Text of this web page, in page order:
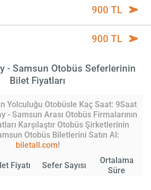
900 TL
900 TL
- Samsun Otobüs Seferlerinin
Bilet Fiyatları
Yolculuğu Otobüsle Kaç Saat: 9Saat
- Samsun Arası Otobüs Firmalarının
Karşılaştır Otobüs Şirketlerinin
Otobüs Biletlerini Satın Al:
biletall.com!
Fiyatı Sefer Sayısı
Ortalama
Süre